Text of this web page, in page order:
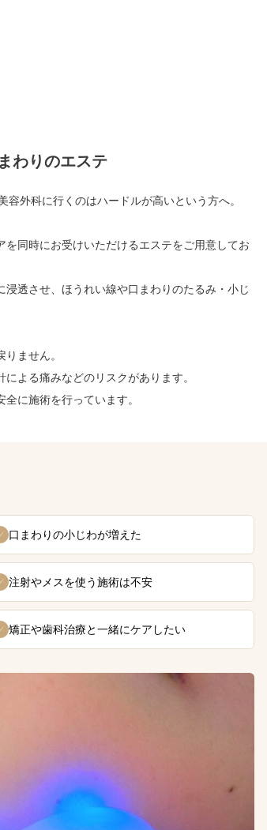
わりのエステ
外科に行くのはハードルが高いという方へ。
同時にお受けいただけるエステをご用意してお
浸透させ、ほうれい線や口まわりのたるみ・小じ
ません。
よる痛みなどのリスクがあります。
全に施術を行っています。
口まわりの小じわが増えた
注射やメスを使う施術は不安
矯正や歯科治療と一緒にケアしたい